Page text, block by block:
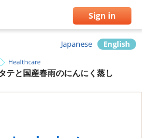
Sign in
Japanese English
Healthcare
テと国産春雨のにんにく蒸し